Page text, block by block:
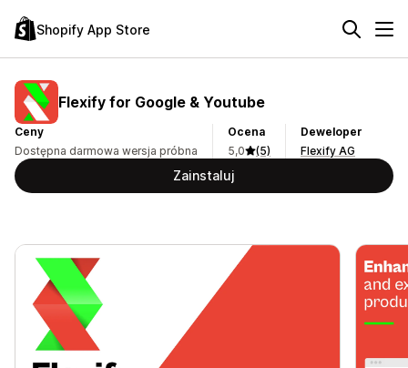
Shopify App Store
Flexify for Google & Youtube
Ceny
Dostępna darmowa wersja próbna
Ocena
5,0
(5)
Deweloper
Flexify AG
Zainstaluj